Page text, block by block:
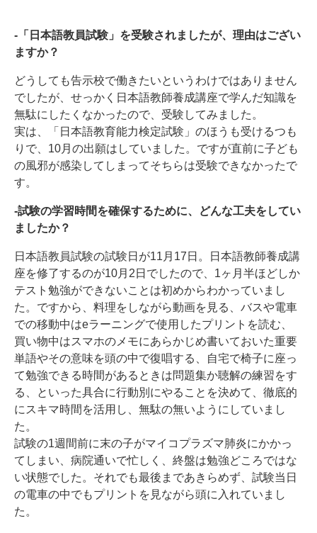
-「日本語教員試験」を受験されましたが、理由はござい
ますか？
どうしても告示校で働きたいというわけではありません
でしたが、せっかく日本語教師養成講座で学んだ知識を
無駄にしたくなかったので、受験してみました。
実は、「日本語教育能力検定試験」のほうも受けるつも
りで、10月の出願はしていました。ですが直前に子ども
の風邪が感染してしまってそちらは受験できなかったで
す。
-試験の学習時間を確保するために、どんな工夫をしてい
ましたか？
日本語教員試験の試験日が11月17日。日本語教師養成講
座を修了するのが10月2日でしたので、1ヶ月半ほどしか
テスト勉強ができないことは初めからわかっていまし
た。ですから、料理をしながら動画を見る、バスや電車
での移動中はeラーニングで使用したプリントを読む、
買い物中はスマホのメモにあらかじめ書いておいた重要
単語やその意味を頭の中で復唱する、自宅で椅子に座っ
て勉強できる時間があるときは問題集か聴解の練習をす
る、といった具合に行動別にやることを決めて、徹底的
にスキマ時間を活用し、無駄の無いようにしていまし
た。
試験の1週間前に末の子がマイコプラズマ肺炎にかかっ
てしまい、病院通いで忙しく、終盤は勉強どころではな
い状態でした。それでも最後まであきらめず、試験当日
の電車の中でもプリントを見ながら頭に入れていまし
た。